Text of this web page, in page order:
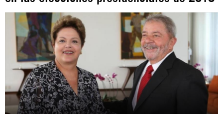
https://www.facebook.com/Nexolatino.Canal